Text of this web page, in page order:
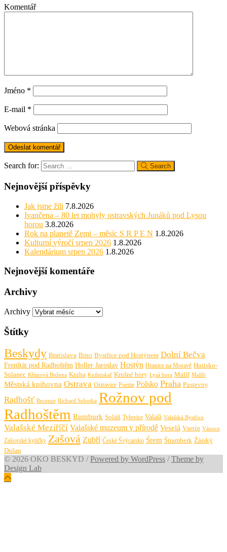
Komentář
Jméno *
E-mail *
Webová stránka
Search for: Search
Nejnovější příspěvky
Jak jsme žili 7.8.2026
Ivančena – 80 let mohyly ostravských Junáků pod Lysou
horou 3.8.2026
Rok na planetě Zemi – měsíc S R P E N 1.8.2026
Kulturní výročí srpen 2026 1.8.2026
Kalendárium srpen 2026 1.8.2026
Nejnovější komentáře
Archivy
Archivy
Štítky
Beskydy Bratislava Brno Bystřice pod Hostýnem Dolní Bečva
Frenštát pod Radhoštěm Holler Jaroslav Hostýn Hranice na Moravě Hutisko-
Solanec Klímová Božena Kniha Knihtiskař Krušné hory Lysá hora Malíř Malíři
Městská knihovna Ostrava Ostravice Poezie Polsko Praha Pustevny
Radhošť Recenze Richard Sobotka Rožnov pod
Radhoštěm Rumburk Soláň Tylovice Valaši Valašská Bystřice
Valašské Meziříčí Valašské muzeum v přírodě Veselá Vsetín Vánoce
Zašovské kytičky Zašová Zubří České Švýcarsko Śrem Štramberk Žárský
Dušan
© 2026 OKO BESKYD / Powered by WordPress /Theme by
Design Lab